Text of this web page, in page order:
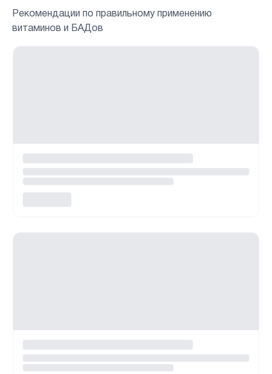
Рекомендации по правильному применению
витаминов и БАДов